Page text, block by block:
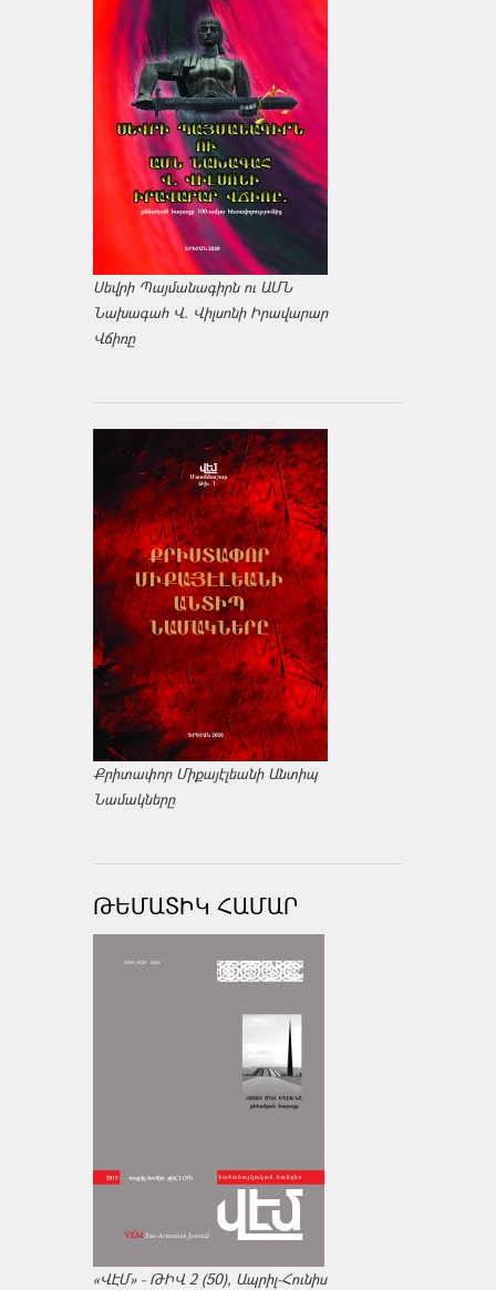
Սեվրի Պայմանագիրն ու ԱՄՆ
Նախագահ Վ. Վիլսոնի Իրավարար
Վճիռը
Քրիտափոր Միքայէլեանի Անտիպ
Նամակները
ԹԵՄԱՏԻԿ ՀԱՄԱՐ
«ՎԷՄ» - ԹԻՎ 2 (50), Ապրիլ-Հունիս